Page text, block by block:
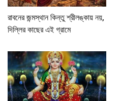
রাবনের জন্মস্থান কিন্তু শ্রীলঙ্কায় নয়,
দিল্লির কাছের এই গ্রামে